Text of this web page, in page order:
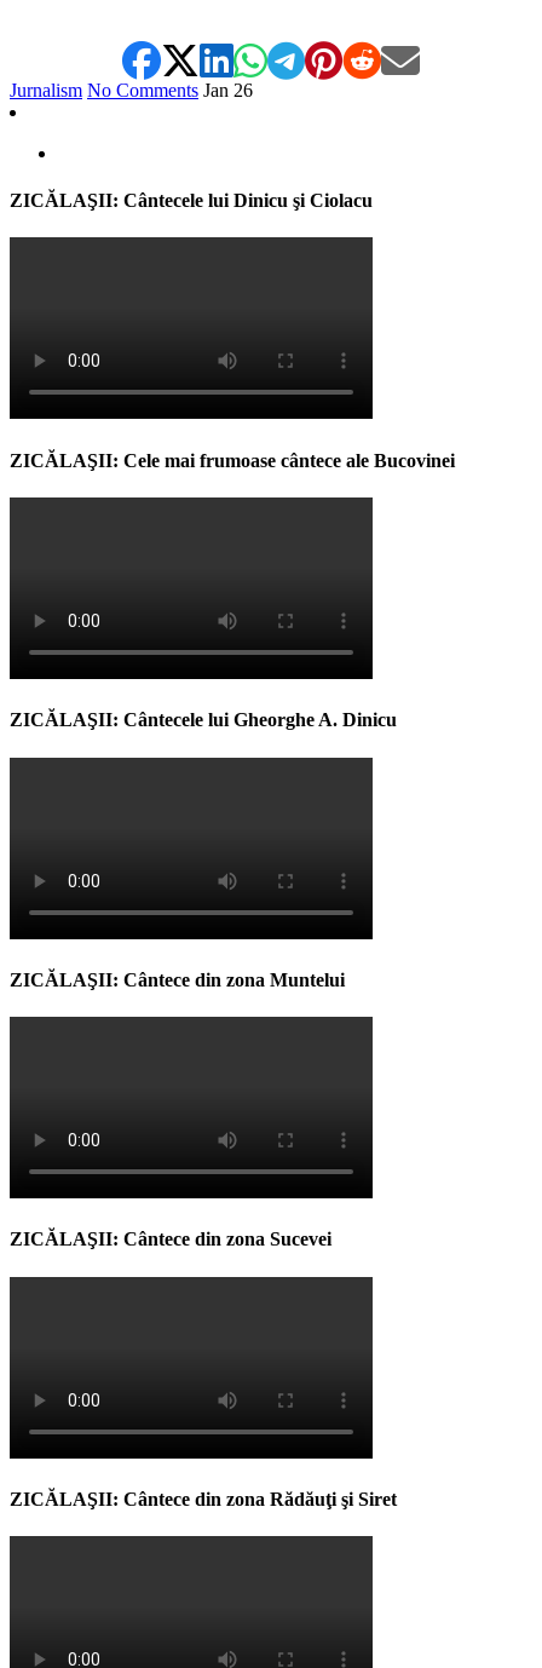
Jurnalism No Comments Jan 26
ZICĂLAŞII: Cântecele lui Dinicu şi Ciolacu
ZICĂLAŞII: Cele mai frumoase cântece ale Bucovinei
ZICĂLAŞII: Cântecele lui Gheorghe A. Dinicu
ZICĂLAŞII: Cântece din zona Muntelui
ZICĂLAŞII: Cântece din zona Sucevei
ZICĂLAŞII: Cântece din zona Rădăuţi şi Siret